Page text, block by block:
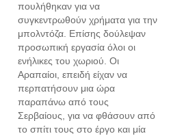
πουλήθηκαν για να
συγκεντρωθούν χρήματα για την
μπολντόζα. Επίσης δούλεψαν
προσωπική εργασία όλοι οι
ενήλικες του χωριού. Οι
Αραπαίοι, επειδή είχαν να
περπατήσουν μια ώρα
παραπάνω από τους
Σερβαίους, για να φθάσουν από
το σπίτι τους στο έργο και μία